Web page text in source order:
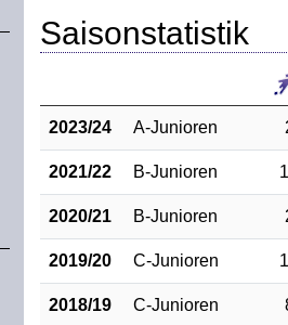
Saisonstatistik
2023/24 A-Junioren
2021/22 B-Junioren
2020/21 B-Junioren
2019/20 C-Junioren
2018/19 C-Junioren